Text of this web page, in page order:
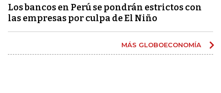
Los bancos en Perú se pondrán estrictos con
las empresas por culpa de El Niño
MÁS GLOBOECONOMÍA